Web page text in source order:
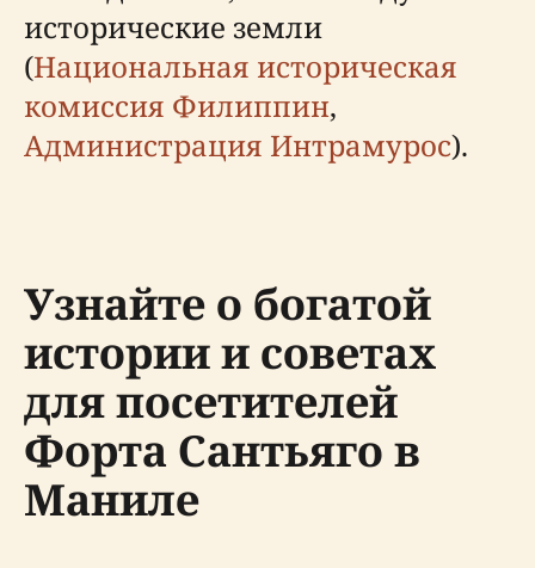
исторические земли
(Национальная историческая
комиссия Филиппин,
Администрация Интрамурос).
Узнайте о богатой
истории и советах
для посетителей
Форта Сантьяго в
Маниле